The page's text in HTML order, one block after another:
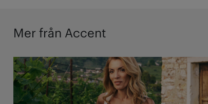
Mer från Accent